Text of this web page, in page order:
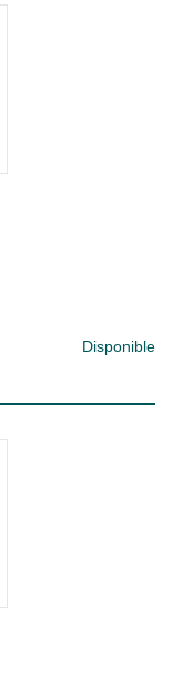
Disponible